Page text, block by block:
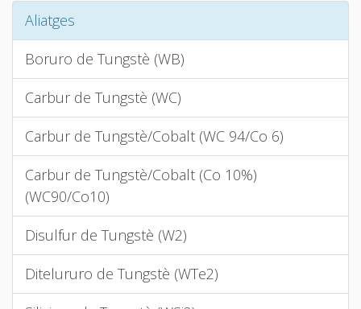
Aliatges
Boruro de Tungstè (WB)
Carbur de Tungstè (WC)
Carbur de Tungstè/Cobalt (WC 94/Co 6)
Carbur de Tungstè/Cobalt (Co 10%)
(WC90/Co10)
Disulfur de Tungstè (W2)
Ditelururo de Tungstè (WTe2)